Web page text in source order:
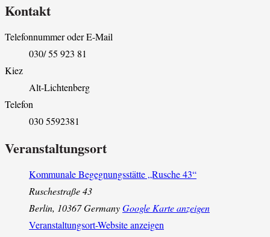
Kontakt
Telefonnummer oder E-Mail
030/ 55 923 81
Kiez
Alt-Lichtenberg
Telefon
030 5592381
Veranstaltungsort
Kommunale Begegnungsstätte „Rusche 43“
Ruschestraße 43
Berlin, 10367GermanyGoogle Karte anzeigen
Veranstaltungsort-Website anzeigen